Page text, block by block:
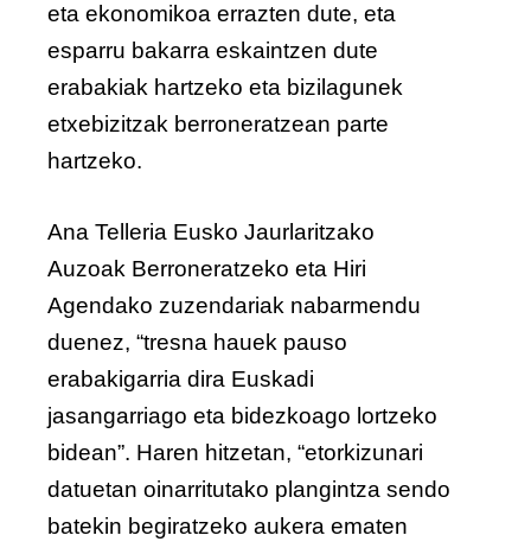
eta ekonomikoa errazten dute, eta
esparru bakarra eskaintzen dute
erabakiak hartzeko eta bizilagunek
etxebizitzak berroneratzean parte
hartzeko.
Ana Telleria Eusko Jaurlaritzako
Auzoak Berroneratzeko eta Hiri
Agendako zuzendariak nabarmendu
duenez, “tresna hauek pauso
erabakigarria dira Euskadi
jasangarriago eta bidezkoago lortzeko
bidean”. Haren hitzetan, “etorkizunari
datuetan oinarritutako plangintza sendo
batekin begiratzeko aukera ematen